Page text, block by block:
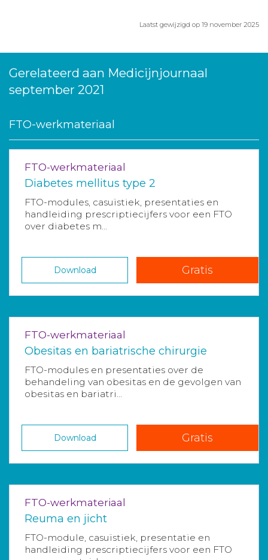
Laatst gewijzigd op 19 november 2025
Gerelateerd aan Medicijnjournaal
september 2021
FTO-werkmateriaal
FTO-werkmateriaal
Diabetes mellitus type 2
FTO-modules, casuïstiek, presentaties en
handleiding prescriptiecijfers voor een FTO
over diabetes m...
Download Gratis
FTO-werkmateriaal
Obesitas en bariatrische chirurgie
FTO-modules en presentaties over de
behandeling van obesitas en de gevolgen van
obesitas en bariatri...
Download Gratis
FTO-werkmateriaal
Reuma en jicht
FTO-module, casuïstiek, presentatie en
handleiding prescriptiecijfers voor een FTO